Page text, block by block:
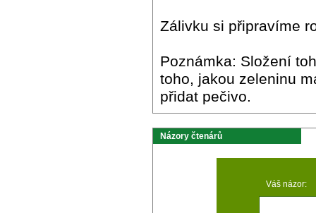
Zálivku si připravíme
Poznámka: Složení
toho, jakou zeleninu
přidat pečivo.
Názory čtenárů
Váš názor: